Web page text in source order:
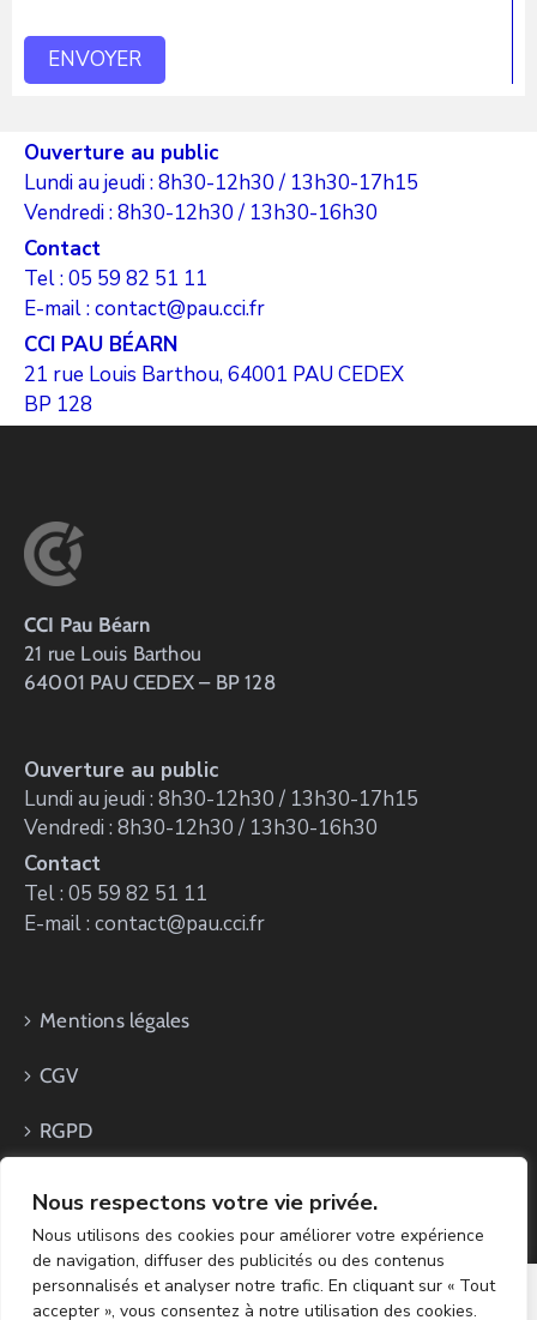
Nous respectons votre vie privée.
Nous utilisons des cookies pour améliorer votre expérience
de navigation, diffuser des publicités ou des contenus
personnalisés et analyser notre trafic. En cliquant sur « Tout
accepter », vous consentez à notre utilisation des cookies.
Ouverture au public
Lundi au jeudi : 8h30-12h30 / 13h30-17h15
Vendredi : 8h30-12h30 / 13h30-16h30
Contact
Tel : 05 59 82 51 11
E-mail : contact@pau.cci.fr
CCI PAU BÉARN
21 rue Louis Barthou, 64001 PAU CEDEX
BP 128
CCI Pau Béarn
21 rue Louis Barthou
64001 PAU CEDEX – BP 128
Ouverture au public
Lundi au jeudi : 8h30-12h30 / 13h30-17h15
Vendredi : 8h30-12h30 / 13h30-16h30
Contact
Tel : 05 59 82 51 11
E-mail : contact@pau.cci.fr
Mentions légales
CGV
RGPD